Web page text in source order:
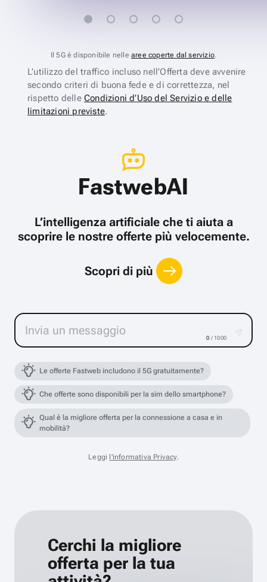
Il 5G è disponibile nelle aree coperte dal servizio.
L’utilizzo del traffico incluso nell’Offerta deve avvenire
secondo criteri di buona fede e di correttezza, nel
rispetto delle Condizioni d’Uso del Servizio e delle
limitazioni previste.
FastwebAI
L’intelligenza artificiale che ti aiuta a
scoprire le nostre offerte più velocemente.
Scopri di più
0 / 1000
Le offerte Fastweb includono il 5G gratuitamente?
Che offerte sono disponibili per la sim dello smartphone?
Qual è la migliore offerta per la connessione a casa e in
mobilità?
Leggi l'informativa Privacy.
Cerchi la migliore
offerta per la tua